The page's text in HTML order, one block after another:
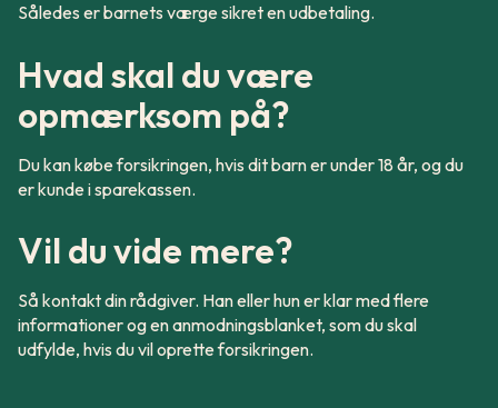
Således er barnets værge sikret en udbetaling.
Hvad skal du være
opmærksom på?
Du kan købe forsikringen, hvis dit barn er under 18 år, og du
er kunde i sparekassen.
Vil du vide mere?
Så kontakt din rådgiver. Han eller hun er klar med flere
informationer og en anmodningsblanket, som du skal
udfylde, hvis du vil oprette forsikringen.